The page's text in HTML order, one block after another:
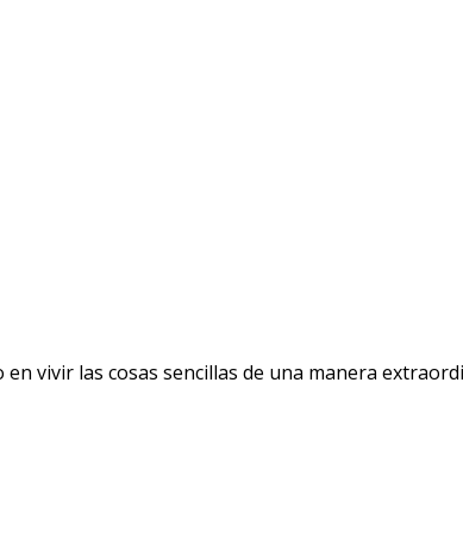
vivir las cosas sencillas de una manera